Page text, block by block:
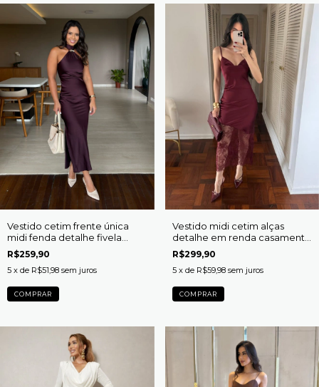
Vestido cetim frente única
midi fenda detalhe fivela
orgânica dourada Ursula
R$259,90
5 x de R$51,98 sem juros
COMPRAR
Vestido midi cetim alças
detalhe em renda casamento
Adriely
R$299,90
5 x de R$59,98 sem juros
COMPRAR